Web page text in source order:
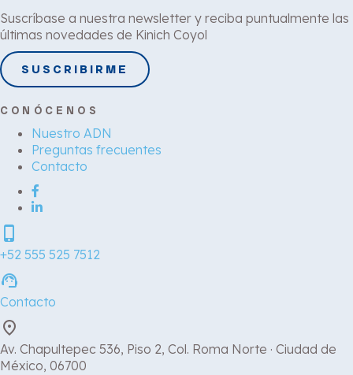
Suscríbase a nuestra newsletter y reciba puntualmente las
últimas novedades de Kinich Coyol
SUSCRIBIRME
CONÓCENOS
Nuestro ADN
Preguntas frecuentes
Contacto
phone_iphone
+52 555 525 7512
support_agent
Contacto
place
Av. Chapultepec 536, Piso 2, Col. Roma Norte · Ciudad de
México, 06700